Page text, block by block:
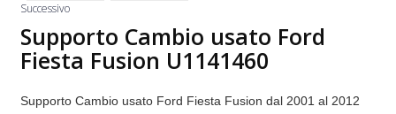
Successivo
Supporto Cambio usato Ford
Fiesta Fusion U1141460
Supporto Cambio usato Ford Fiesta Fusion dal 2001 al 2012